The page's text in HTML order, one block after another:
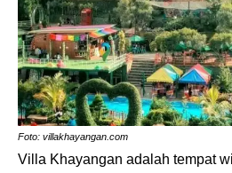
Foto: villakhayangan.com
Villa Khayangan adalah tempat